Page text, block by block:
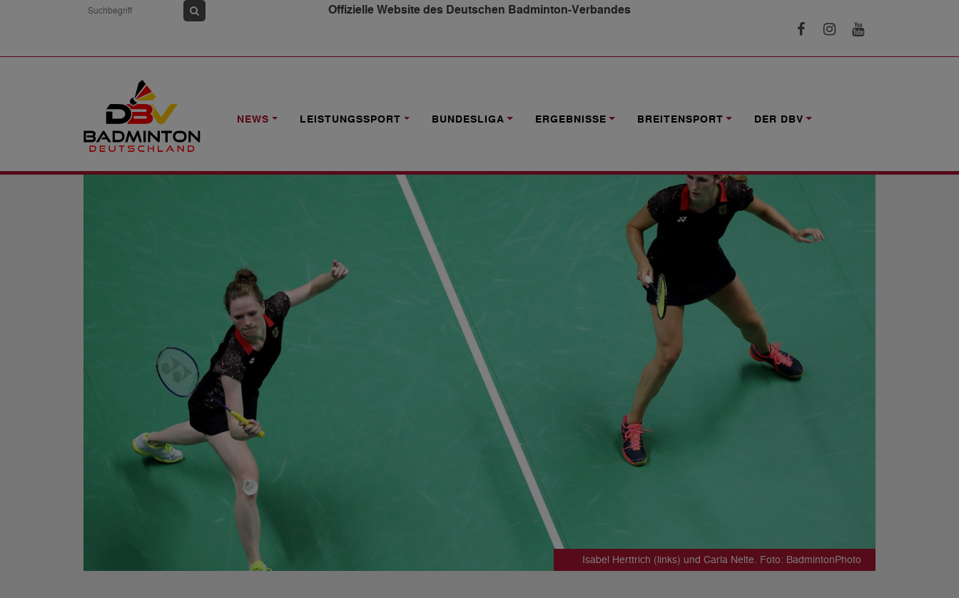
Offizielle Website des Deutschen Badminton-Verbandes
NEWS LEISTUNGSSPORT BUNDESLIGA ERGEBNISSE BREITENSPORT DER DBV
NEWS
Isabel Herttrich (links) und Carla Nelte. Foto: BadmintonPhoto